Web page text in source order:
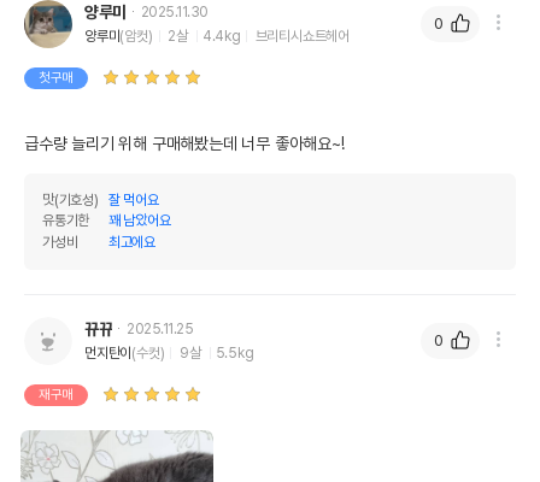
양루미
2025.11.30
양루미(암컷) 2살 4.4kg 브리티시쇼트헤어
첫구매
급수량 늘리기 위해 구매해봤는데 너무 좋아해요~!
맛(기호성)
잘 먹어요
유통기한
꽤 남았어요
가성비
최고에요
0
뀨뀨
2025.11.25
먼지탄이(수컷) 9살 5.5kg
재구매
0